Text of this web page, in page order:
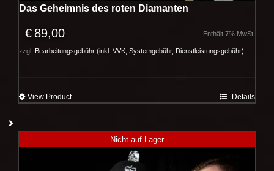
Das Geheimnis des roten Diamanten
€ 89,00 Enthält 7% MwSt.
zzgl. Bearbeitungsgebühr (inkl. VVK, Systemgebühr, Dienstleistungsgebühr)
View Product Details
Nicht auf Lager